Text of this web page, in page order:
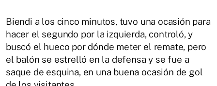
Biendi a los cinco minutos, tuvo una ocasión para
hacer el segundo por la izquierda, controló, y
buscó el hueco por dónde meter el remate, pero
el balón se estrelló en la defensa y se fue a
saque de esquina, en una buena ocasión de gol